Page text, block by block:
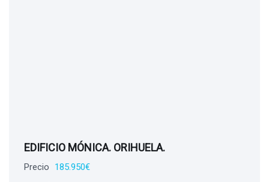
EDIFICIO MÓNICA. ORIHUELA.
Precio
185.950€